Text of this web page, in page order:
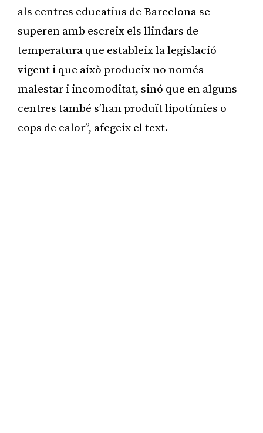
als centres educatius de Barcelona se
superen amb escreix els llindars de
temperatura que estableix la legislació
vigent i que això produeix no només
malestar i incomoditat, sinó que en alguns
centres també s’han produït lipotímies o
cops de calor”, afegeix el text.